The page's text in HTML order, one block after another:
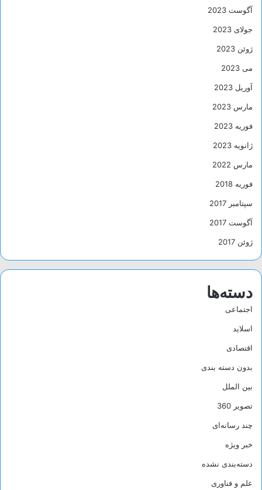
آگوست 2023
جولای 2023
ژوئن 2023
می 2023
آوریل 2023
مارس 2023
فوریه 2023
ژانویه 2023
مارس 2022
فوریه 2018
سپتامبر 2017
آگوست 2017
ژوئن 2017
دسته‌ها
اجتماعی
اسلاید
اقتصادی
بدون دسته بندی
بین الملل
تصویر 360
چند رسانه‌ای
خبر ویژه
دسته‌بندی نشده
علم و فناوری